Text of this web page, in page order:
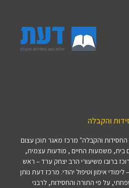
והקבלה
והקבלה" מרכז מאגר תוכן עצום
בית, משמעות החיים , מודעות עצמית,
ברובו משיעורי הרב יצחק ערד – ראש
אימון וטיפול יהודי. מרכז דעת נותן
על פי התורה והחסידות, לרבני